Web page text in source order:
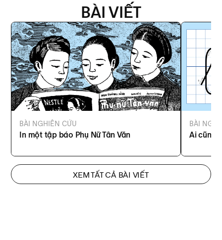
BÀI VIẾT
BÀI NGHIÊN CỨU
In một tập báo Phụ Nữ Tân Văn
BÀI
Ai cũng
XEM TẤT CẢ BÀI VIẾT